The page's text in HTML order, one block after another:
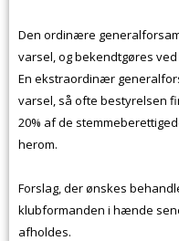
Den ordinære
varsel, og bekendtgøres ved
En ekstraordinær
varsel, så ofte bestyrelsen
20% af de
herom.
Forslag, der ønskes
klubformanden i hænde
afholdes.